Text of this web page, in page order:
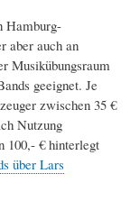
Hamburg-
aber auch an
Musikübungsraum
geeignet. Je
zwischen 35 €
Nutzung
100,- € hinterlegt
über Lars